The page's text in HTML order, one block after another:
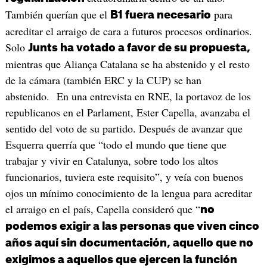
También querían que el B1 fuera necesario para
acreditar el arraigo de cara a futuros procesos ordinarios.
Solo Junts ha votado a favor de su propuesta,
mientras que Aliança Catalana se ha abstenido y el resto
de la cámara (también ERC y la CUP) se han
abstenido. En una entrevista en RNE, la portavoz de los
republicanos en el Parlament, Ester Capella, avanzaba el
sentido del voto de su partido. Después de avanzar que
Esquerra querría que “todo el mundo que tiene que
trabajar y vivir en Catalunya, sobre todo los altos
funcionarios, tuviera este requisito”, y veía con buenos
ojos un mínimo conocimiento de la lengua para acreditar
el arraigo en el país, Capella consideró que “no
podemos exigir a las personas que viven cinco
años aquí sin documentación, aquello que no
exigimos a aquellos que ejercen la función